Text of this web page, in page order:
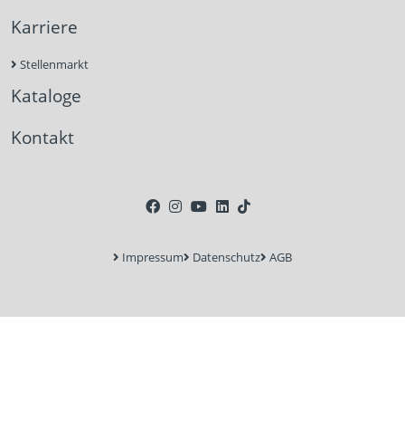
Karriere
Stellenmarkt
Kataloge
Kontakt
Impressum Datenschutz AGB